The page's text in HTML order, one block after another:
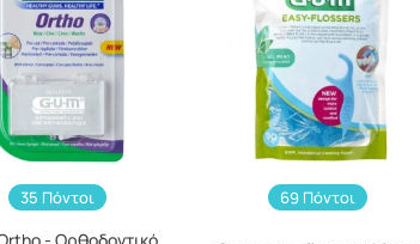
35 Πόντοι 69 Πόντοι